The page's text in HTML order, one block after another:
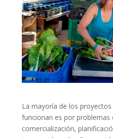
La mayoría de los
funcionan es por problemas
comercialización,